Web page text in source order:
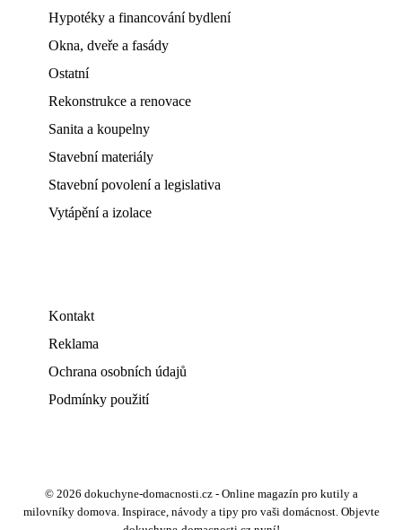
Hypotéky a financování bydlení
Okna, dveře a fasády
Ostatní
Rekonstrukce a renovace
Sanita a koupelny
Stavební materiály
Stavební povolení a legislativa
Vytápění a izolace
Kontakt
Reklama
Ochrana osobních údajů
Podmínky použití
© 2026 dokuchyne-domacnosti.cz - Online magazín pro kutily a
milovníky domova. Inspirace, návody a tipy pro vaši domácnost. Objevte